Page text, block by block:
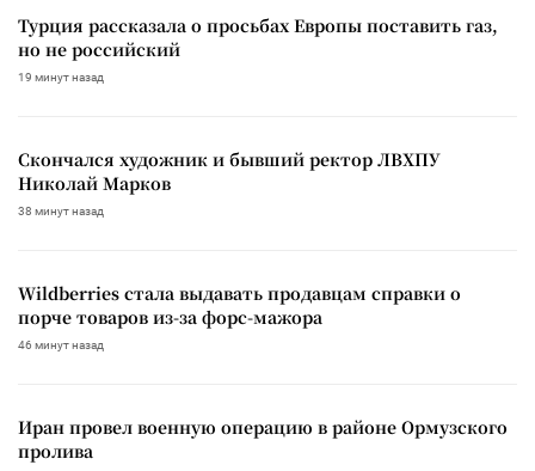
Турция рассказала о просьбах Европы поставить газ,
но не российский
19 минут назад
Скончался художник и бывший ректор ЛВХПУ
Николай Марков
38 минут назад
Wildberries стала выдавать продавцам справки о
порче товаров из-за форс-мажора
46 минут назад
Иран провел военную операцию в районе Ормузского
пролива